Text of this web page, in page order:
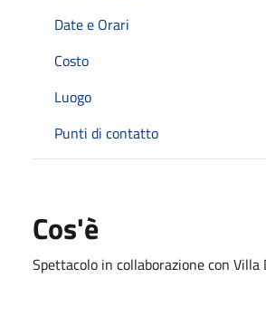
Date e Orari
Costo
Luogo
Punti di contatto
Cos'è
Spettacolo in collaborazione con Villa